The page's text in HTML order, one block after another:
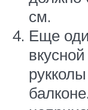
см.
Еще